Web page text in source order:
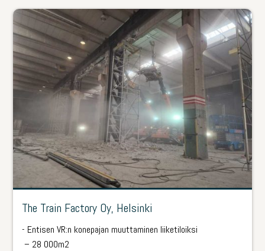
The Train Factory Oy, Helsinki
-­ Entisen VR:n konepajan muuttaminen liiketiloiksi
­ – 28 000m2